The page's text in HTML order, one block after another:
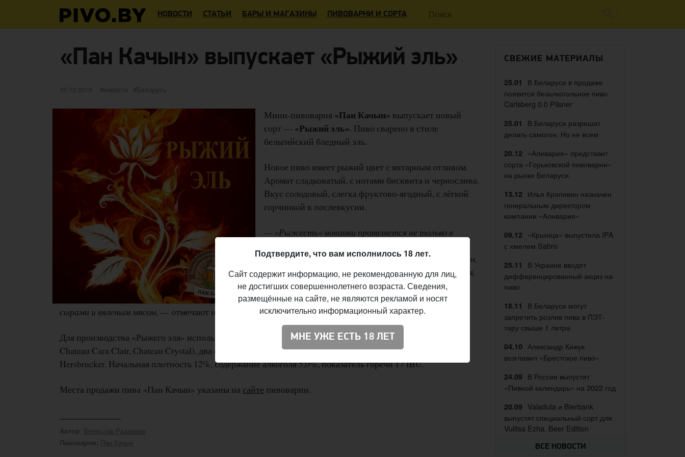
Поиск:
НОВОСТИ СТАТЬИ БАРЫ И МАГАЗИНЫ ПИВОВАРНИ И СОРТА
«Пан Качын» выпускает «Рыжий эль»
Опубликовано
15.12.2016 категории
новости Метки
Беларусь
Мини-пивоварня «Пан Качын» выпускает новый
сорт — «Рыжий эль». Пиво сварено в стиле
бельгийский бледный эль.
Новое пиво имеет рыжий цвет с янтарным отливом.
Аромат сладковатый, с нотами бисквита и чернослива.
Вкус солодовый, слегка фруктово-ягодный, с лёгкой
горчинкой в послевкусии.
— «Рыжесть» новинки проявляется не только в
различными закусками. Пиво себя ведёт, как хамелеон,
настраиваясь на продукт, с которым употребляется,
раскрывая вкусовые нюансы продукта и проявляя
различные стороны себя. Отлично сочетается с
сырами и вяленым мясом, — отмечают на пивоварне.
Для производства «Рыжего эля» использовались три сорта бельгийского солода (Pale Chateau Vienna,
Chateau Cara Clair, Chateau Crystal), два сорта американского хмеля (Nugget, Jarrylo) и немецкий хмель
Hersbrucker. Начальная плотность 12%, содержание алкоголя 5,0%, показатель горечи 17 IBU.
Места продажи пива «Пан Качын» указаны на сайте пивоварни.
Автор Вячеслав Радионов
Пивоварни: Пан Качын
СВЕЖИЕ МАТЕРИАЛЫ
25.01
В Беларуси в продаже
появится безалкогольное пиво
Carlsberg 0.0 Pilsner
25.01
В Беларуси разрешат
делать самогон. Но не всем
20.12
«Аливария» представит
сорта «Горьковской пивоварни»
на рынке Беларуси
13.12 Илья Крапивин назначен
генеральным директором
компании «Аливария»
09.12
«Крыніца» выпустила IPA
с хмелем Sabro
25.11
В Украине вводят
дифференцированный акциз на
пиво
18.11
В Беларуси могут
запретить розлив пива в ПЭТ-
тару свыше 1 литра
04.10 Александр Кижук
возглавил «Брестское пиво»
24.09 В России выпустят
«Пивной календарь» на 2022 год
20.09 Valaduta и Bierbank
выпустят специальный сорт для
Vulitsa Ezha. Beer Edition
ВСЕ НОВОСТИ
Подтвердите, что вам исполнилось 18 лет.
Сайт содержит информацию, не рекомендованную для лиц,
не достигших совершеннолетнего возраста. Сведения,
размещённые на сайте, не являются рекламой и носят
исключительно информационный характер.
МНЕ УЖЕ ЕСТЬ 18 ЛЕТ